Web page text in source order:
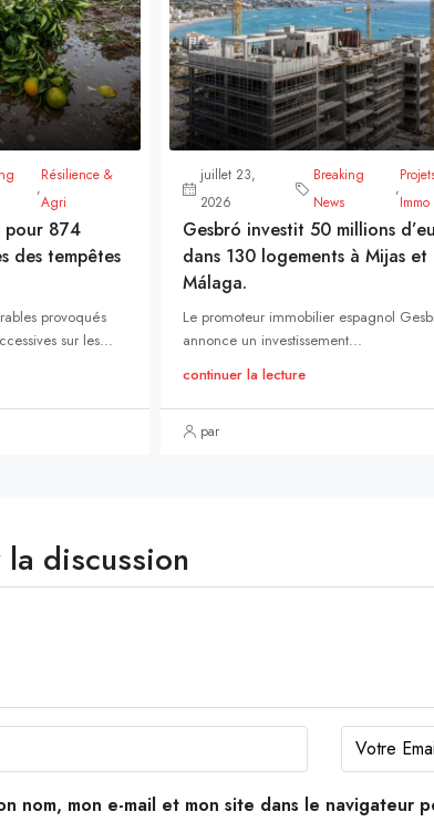
,
Résilience &
Agri
pour 874
des tempêtes
provoqués
sur les...
juillet 23,
2026
Breaking
News
,
Immo
Gesbró investit 50 millions
dans 130 logements à Mijas et
Málaga.
Le promoteur immobilier espagnol
annonce un investissement...
continuer la lecture
par
la discussion
nom, mon e-mail et mon site dans le navigateur